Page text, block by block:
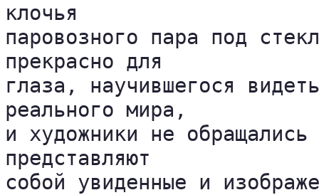
клочья
паровозного пара под
прекрасно для
глаза, научившегося
реального мира,
и художники не
представляют
собой увиденные и